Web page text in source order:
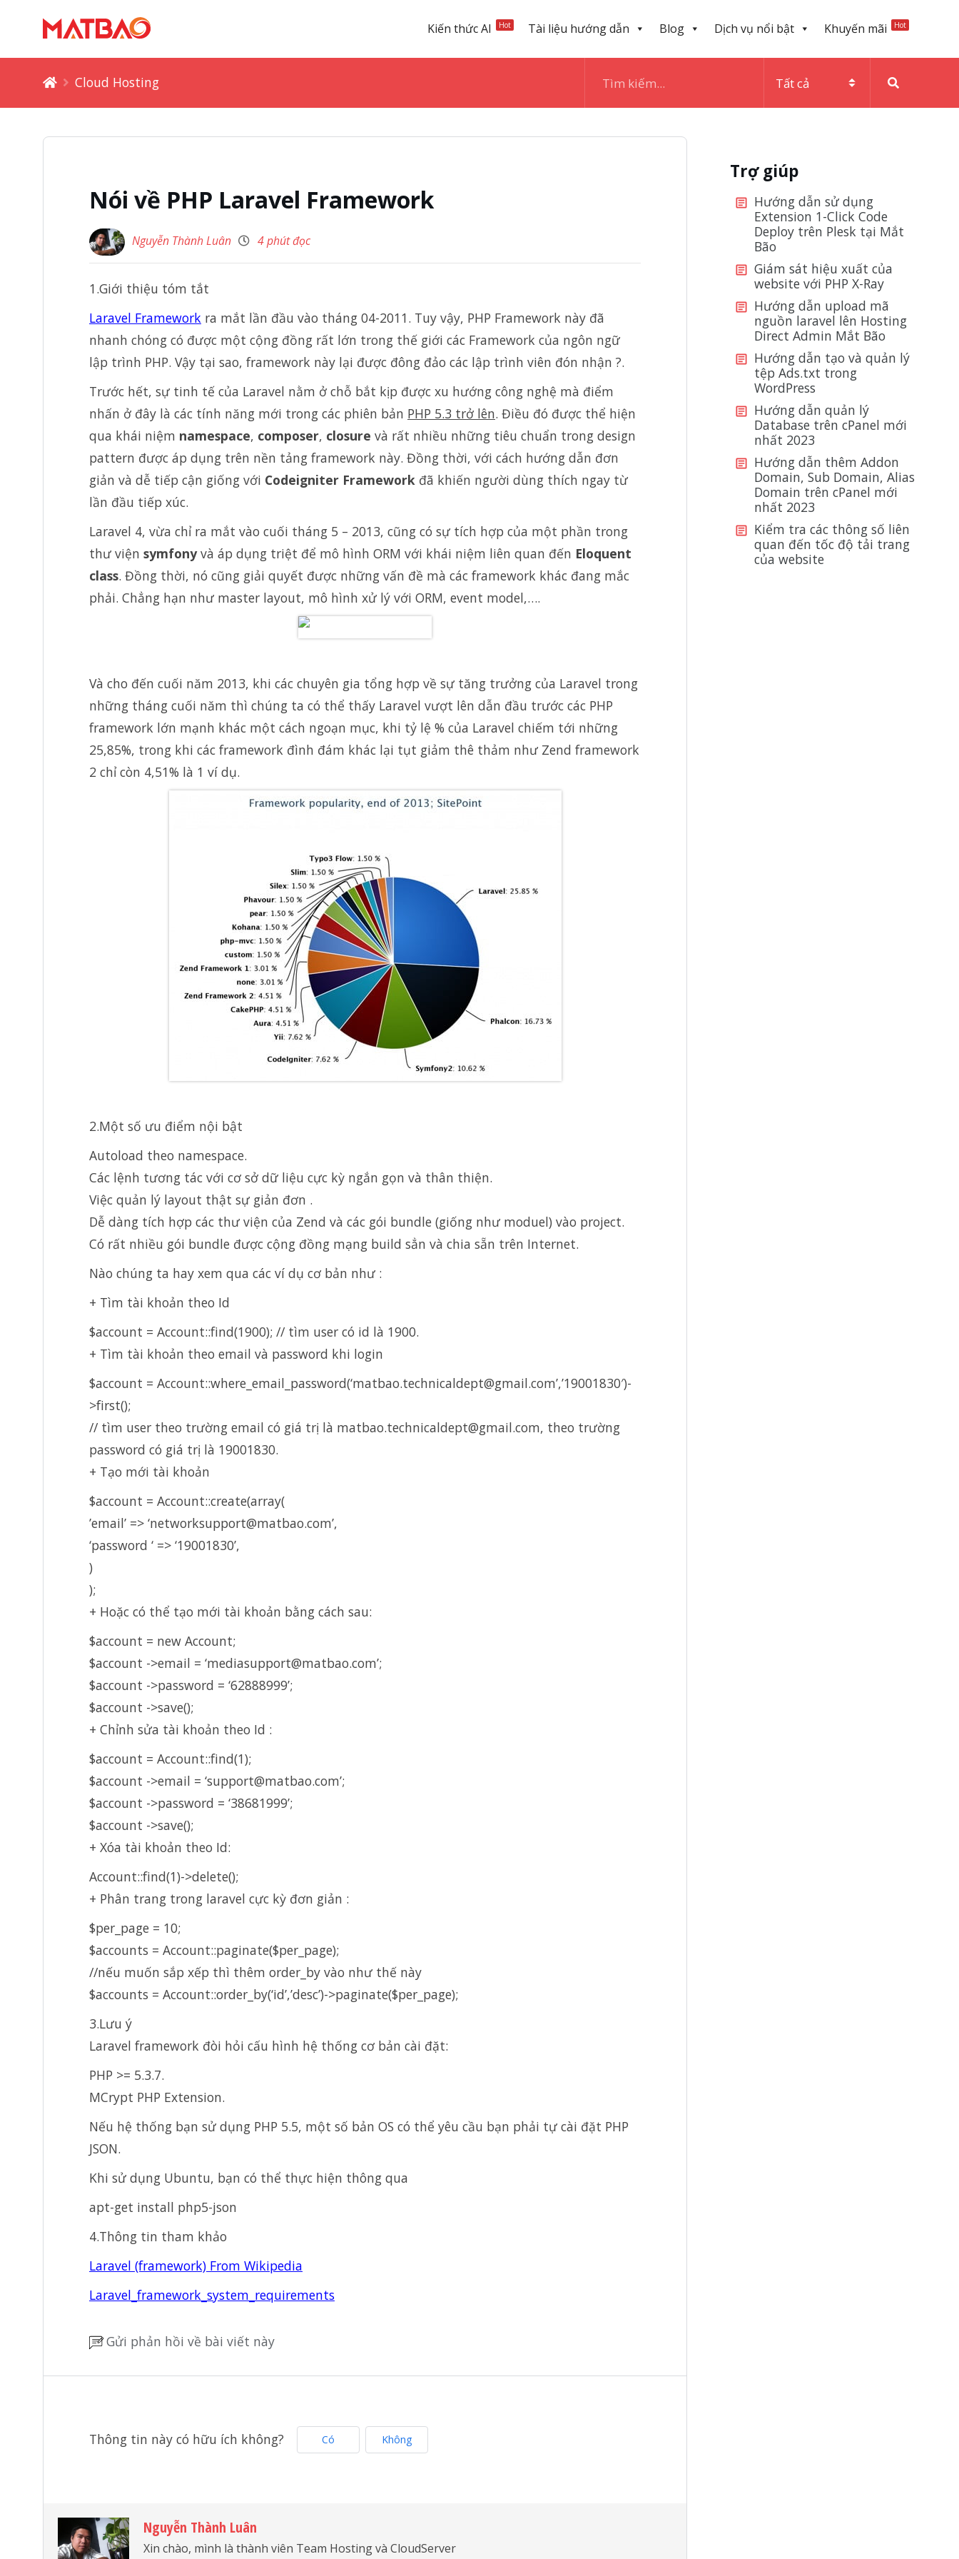
Kiến thức AI Hot Tài liệu hướng dẫn Blog Dịch vụ nổi bật Khuyến mãi Hot
Cloud Hosting
Nói về PHP Laravel Framework
Nguyễn Thành Luân 4 phút đọc
1.Giới thiệu tóm tắt
Laravel Framework ra mắt lần đầu vào tháng 04-2011. Tuy vậy, PHP Framework này đã
nhanh chóng có được một cộng đồng rất lớn trong thế giới các Framework của ngôn ngữ
lập trình PHP. Vậy tại sao, framework này lại được đông đảo các lập trình viên đón nhận ?.
Trước hết, sự tinh tế của Laravel nằm ở chỗ bắt kịp được xu hướng công nghệ mà điểm
nhấn ở đây là các tính năng mới trong các phiên bản PHP 5.3 trở lên. Điều đó được thể hiện
qua khái niệm namespace, composer, closure và rất nhiều những tiêu chuẩn trong design
pattern được áp dụng trên nền tảng framework này. Đồng thời, với cách hướng dẫn đơn
giản và dễ tiếp cận giống với Codeigniter Framework đã khiến người dùng thích ngay từ
lần đầu tiếp xúc.
Laravel 4, vừa chỉ ra mắt vào cuối tháng 5 – 2013, cũng có sự tích hợp của một phần trong
thư viện symfonyvà áp dụng triệt để mô hình ORM với khái niệm liên quan đến Eloquent
class. Đồng thời, nó cũng giải quyết được những vấn đề mà các framework khác đang mắc
phải. Chẳng hạn như master layout, mô hình xử lý với ORM, event model,….
Và cho đến cuối năm 2013, khi các chuyên gia tổng hợp về sự tăng trưởng của Laravel trong
những tháng cuối năm thì chúng ta có thể thấy Laravel vượt lên dẫn đầu trước các PHP
framework lớn mạnh khác một cách ngoạn mục, khi tỷ lệ % của Laravel chiếm tới những
25,85%, trong khi các framework đình đám khác lại tụt giảm thê thảm như Zend framework
2 chỉ còn 4,51% là 1 ví dụ.
2.Một số ưu điểm nội bật
Autoload theo namespace.
Các lệnh tương tác với cơ sở dữ liệu cực kỳ ngắn gọn và thân thiện.
Việc quản lý layout thật sự giản đơn .
Dễ dàng tích hợp các thư viện của Zend và các gói bundle (giống như moduel) vào project.
Có rất nhiều gói bundle được cộng đồng mạng build sẳn và chia sẵn trên Internet.
Nào chúng ta hay xem qua các ví dụ cơ bản như :
+ Tìm tài khoản theo Id
$account = Account::find(1900); // tìm user có id là 1900.
+ Tìm tài khoản theo email và password khi login
$account = Account::where_email_password(‘matbao.technicaldept@gmail.com’,’19001830′)-
>first();
// tìm user theo trường email có giá trị là matbao.technicaldept@gmail.com, theo trường
password có giá trị là 19001830.
+ Tạo mới tài khoản
$account = Account::create(array(
’email’ => ‘networksupport@matbao.com’,
‘password ‘ => ‘19001830’,
)
);
+ Hoặc có thể tạo mới tài khoản bằng cách sau:
$account = new Account;
$account ->email = ‘mediasupport@matbao.com’;
$account ->password = ‘62888999’;
$account ->save();
+ Chỉnh sửa tài khoản theo Id :
$account = Account::find(1);
$account ->email = ‘support@matbao.com’;
$account ->password = ‘38681999’;
$account ->save();
+ Xóa tài khoản theo Id:
Account::find(1)->delete();
+ Phân trang trong laravel cực kỳ đơn giản :
$per_page = 10;
$accounts = Account::paginate($per_page);
//nếu muốn sắp xếp thì thêm order_by vào như thế này
$accounts = Account::order_by(‘id’,’desc’)->paginate($per_page);
3.Lưu ý
Laravel framework đòi hỏi cấu hình hệ thống cơ bản cài đặt:
PHP >= 5.3.7.
MCrypt PHP Extension.
Nếu hệ thống bạn sử dụng PHP 5.5, một số bản OS có thể yêu cầu bạn phải tự cài đặt PHP
JSON.
Khi sử dụng Ubuntu, bạn có thể thực hiện thông qua
apt-get install php5-json
4.Thông tin tham khảo
Laravel (framework) From Wikipedia
Laravel_framework_system_requirements
Gửi phản hồi về bài viết này
Thông tin này có hữu ích không? Có Không
Nguyễn Thành Luân
Xin chào, mình là thành viên Team Hosting và CloudServer
Trợ giúp
Hướng dẫn sử dụng
Extension 1-Click Code
Deploy trên Plesk tại Mắt
Bão
Giám sát hiệu xuất của
website với PHP X-Ray
Hướng dẫn upload mã
nguồn laravel lên Hosting
Direct Admin Mắt Bão
Hướng dẫn tạo và quản lý
tệp Ads.txt trong
WordPress
Hướng dẫn quản lý
Database trên cPanel mới
nhất 2023
Hướng dẫn thêm Addon
Domain, Sub Domain, Alias
Domain trên cPanel mới
nhất 2023
Kiểm tra các thông số liên
quan đến tốc độ tải trang
của website